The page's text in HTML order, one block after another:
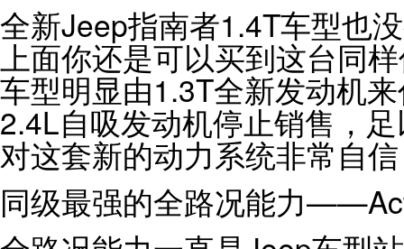
全新Jeep指南者1.4T车型也
上面你还是可以买到这台同
车型明显由1.3T全新发动机
2.4L自吸发动机停止销售，
对这套新的动力系统非常自
同级最强的全路况能力